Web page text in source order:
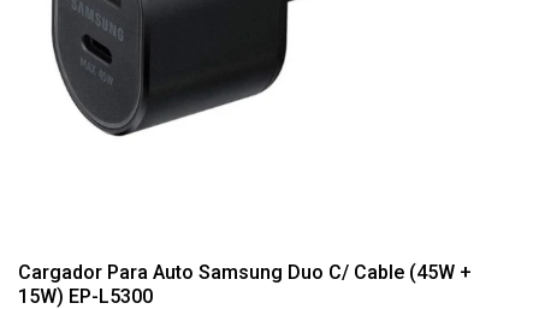
Cargador Para Auto Samsung Duo C/ Cable (45W +
15W) EP-L5300